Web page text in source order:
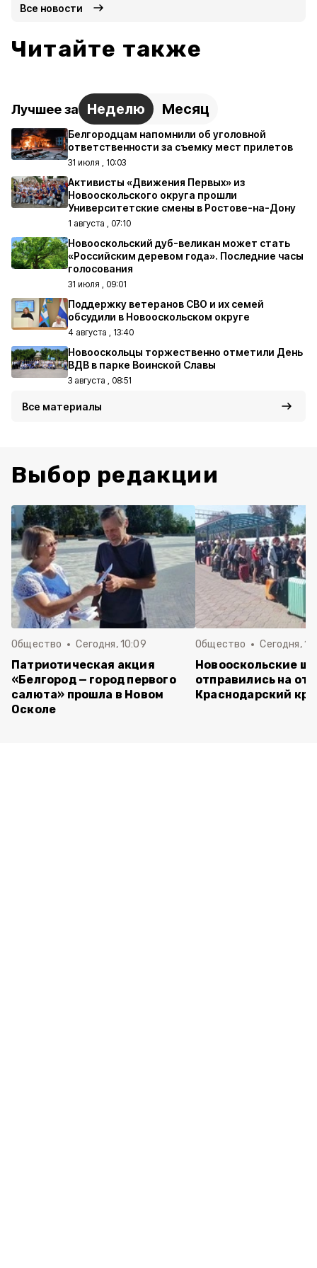
Все новости
Читайте также
Лучшее за Неделю Месяц
Белгородцам напомнили об уголовной
ответственности за съемку мест прилетов
31 июля , 10:03
Активисты «Движения Первых» из
Новооскольского округа прошли
Университетские смены в Ростове-на-Дону
1 августа , 07:10
Новооскольский дуб-великан может стать
«Российским деревом года». Последние часы
голосования
31 июля , 09:01
Поддержку ветеранов СВО и их семей
обсудили в Новооскольском округе
4 августа , 13:40
Новооскольцы торжественно отметили День
ВДВ в парке Воинской Славы
3 августа , 08:51
Все материалы
Выбор редакции
Общество Сегодня, 10:09
Патриотическая акция
«Белгород — город первого
салюта» прошла в Новом
Осколе
Общество Сегодня,
Новооскольские
отправились на
Краснодарский